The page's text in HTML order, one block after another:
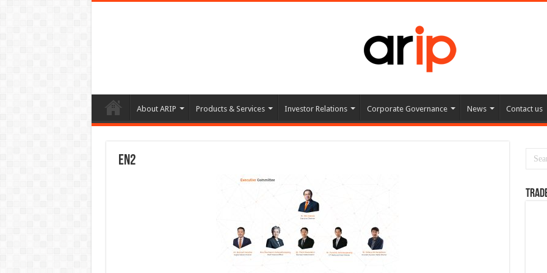
About ARIP Products & Services Investor Relations Corporate Governance News Contact us
EN2